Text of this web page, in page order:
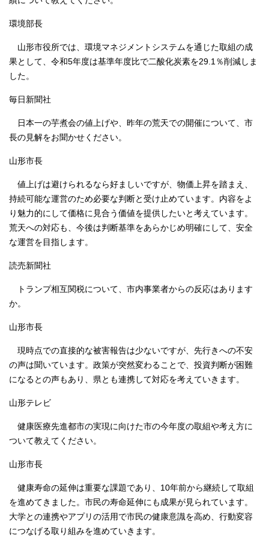
環境部長
山形市役所では、環境マネジメントシステムを通じた取組の成
果として、令和5年度は基準年度比で二酸化炭素を29.1％削減しま
した。
毎日新聞社
日本一の芋煮会の値上げや、昨年の荒天での開催について、市
長の見解をお聞かせください。
山形市長
値上げは避けられるなら好ましいですが、物価上昇を踏まえ、
持続可能な運営のため必要な判断と受け止めています。内容をよ
り魅力的にして価格に見合う価値を提供したいと考えています。
荒天への対応も、今後は判断基準をあらかじめ明確にして、安全
な運営を目指します。
読売新聞社
トランプ相互関税について、市内事業者からの反応はあります
か。
山形市長
現時点での直接的な被害報告は少ないですが、先行きへの不安
の声は聞いています。政策が突然変わることで、投資判断が困難
になるとの声もあり、県とも連携して対応を考えていきます。
山形テレビ
健康医療先進都市の実現に向けた市の今年度の取組や考え方に
ついて教えてください。
山形市長
健康寿命の延伸は重要な課題であり、10年前から継続して取組
を進めてきました。市民の寿命延伸にも成果が見られています。
大学との連携やアプリの活用で市民の健康意識を高め、行動変容
につなげる取り組みを進めていきます。